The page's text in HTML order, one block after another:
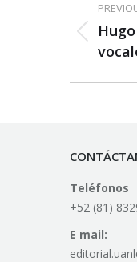
post:
Teléfonos
+52 (81)
E mail: